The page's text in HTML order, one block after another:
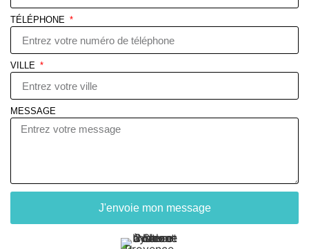
TÉLÉPHONE
VILLE
MESSAGE
J'envoie mon message